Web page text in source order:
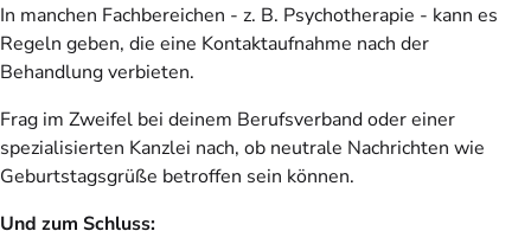
In manchen Fachbereichen - z. B. Psychotherapie - kann es
Regeln geben, die eine Kontaktaufnahme nach der
Behandlung verbieten.
Frag im Zweifel bei deinem Berufsverband oder einer
spezialisierten Kanzlei nach, ob neutrale Nachrichten wie
Geburtstagsgrüße betroffen sein können.
Und zum Schluss: